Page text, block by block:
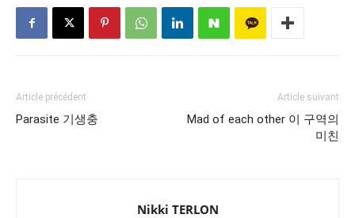
Article précédent
Parasite 기생충
Article suivant
Mad of each other 이 구역의
미친
Nikki TERLON